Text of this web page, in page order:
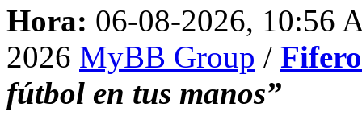
Hora: 06-08-2026, 10:56
2026 MyBB Group /
fútbol en tus manos”